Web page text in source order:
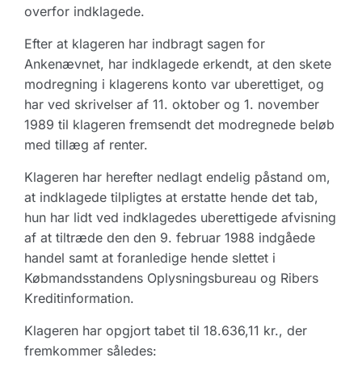
overfor indklagede.
Efter at klageren har indbragt sagen for
Ankenævnet, har indklagede erkendt, at den skete
modregning i klagerens konto var uberettiget, og
har ved skrivelser af 11. oktober og 1. november
1989 til klageren fremsendt det modregnede beløb
med tillæg af renter.
Klageren har herefter nedlagt endelig påstand om,
at indklagede tilpligtes at erstatte hende det tab,
hun har lidt ved indklagedes uberettigede afvisning
af at tiltræde den den 9. februar 1988 indgåede
handel samt at foranledige hende slettet i
Købmandsstandens Oplysningsbureau og Ribers
Kreditinformation.
Klageren har opgjort tabet til 18.636,11 kr., der
fremkommer således: